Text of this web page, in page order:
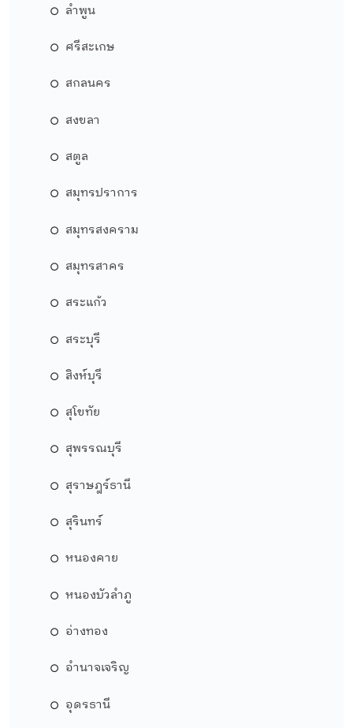
ลำพูน
ศรีสะเกษ
สกลนคร
สงขลา
สตูล
สมุทรปราการ
สมุทรสงคราม
สมุทรสาคร
สระแก้ว
สระบุรี
สิงห์บุรี
สุโขทัย
สุพรรณบุรี
สุราษฎร์ธานี
สุรินทร์
หนองคาย
หนองบัวลำภู
อ่างทอง
อำนาจเจริญ
อุดรธานี